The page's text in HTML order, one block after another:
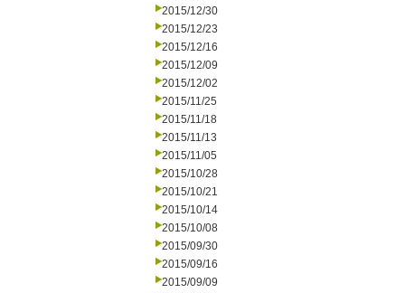
2015/12/30
2015/12/23
2015/12/16
2015/12/09
2015/12/02
2015/11/25
2015/11/18
2015/11/13
2015/11/05
2015/10/28
2015/10/21
2015/10/14
2015/10/08
2015/09/30
2015/09/16
2015/09/09